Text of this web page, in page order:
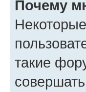
Почему
такие